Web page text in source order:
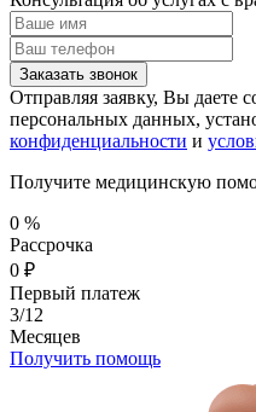
Заказать звонок
Отправляя заявку, Вы даете
персональных данных,
конфиденциальности и
Получите медицинскую
0 %
Рассрочка
0 ₽
Первый платеж
3/12
Месяцев
Получить помощь